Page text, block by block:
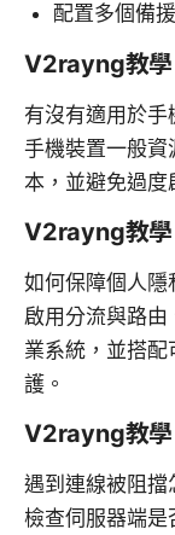
配置多個備
V2rayng教學
有沒有適用於手
手機裝置一般資
本，並避免過度
V2rayng教學
如何保障個人隱
啟用分流與路由
業系統，並搭
護。
V2rayng教學
遇到連線被阻擋
檢查伺服器端是